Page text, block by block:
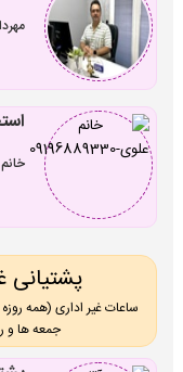
پشتیانی
جمعه ها و